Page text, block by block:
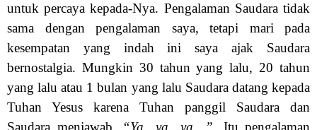
untuk percaya kepada-Nya. Pengalaman Saudara tidak
sama dengan pengalaman saya, tetapi mari pada
kesempatan yang indah ini saya ajak Saudara
bernostalgia. Mungkin 30 tahun yang lalu, 20 tahun
yang lalu atau 1 bulan yang lalu Saudara datang kepada
Tuhan Yesus karena Tuhan panggil Saudara dan